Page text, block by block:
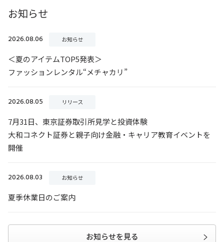
お知らせ
お知らせを見る